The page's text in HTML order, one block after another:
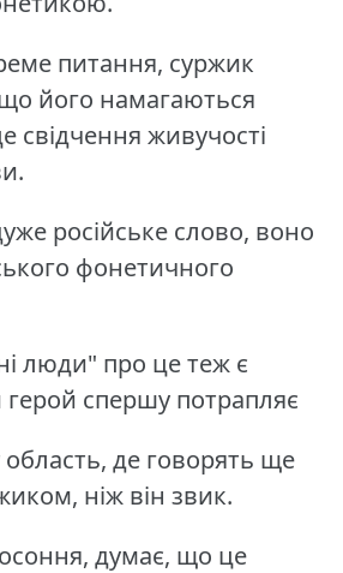
питання, суржик
його намагаються
свідчення живучості
російське слово, воно
фонетичного
люди" про це теж є
герой спершу потрапляє
де говорять ще
ніж він звик.
думає, що це